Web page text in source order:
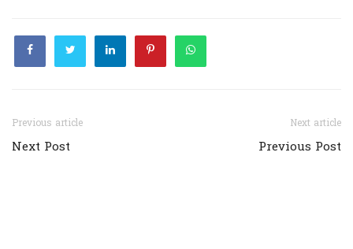
Previous article
Next Post
Next article
Previous Post